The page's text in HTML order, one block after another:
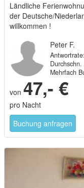
Ländliche
der Deutsche/
willkommen !
Peter F.
Mehrfach
von 47,- €
pro Nacht
Buchung anfragen